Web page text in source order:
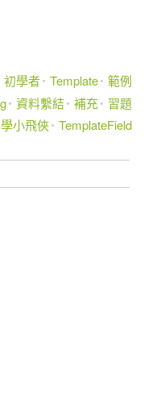
初學者 Template 範例
資料繫結 補充
習題
小飛俠 TemplateField